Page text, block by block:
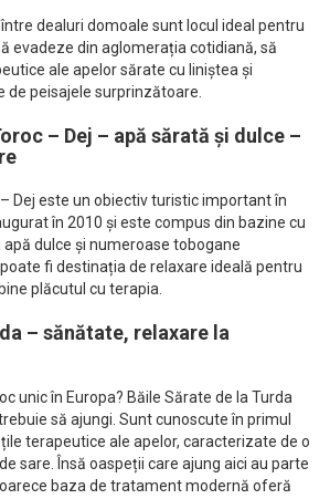
dealuri domoale sunt locul ideal pentru
evadeze din aglomerația cotidiană, să
ale apelor sărate cu liniștea și
peisajele surprinzătoare.
– Dej – apă sărată și dulce –
Dej este un obiectiv turistic important în
în 2010 și este compus din bazine cu
dulce și numeroase tobogane
fi destinația de relaxare ideală pentru
plăcutul cu terapia.
– sănătate, relaxare la
unic în Europa? Băile Sărate de la Turda
să ajungi. Sunt cunoscute în primul
terapeutice ale apelor, caracterizate de o
sare. Însă oaspeții care ajung aici au parte
baza de tratament modernă oferă